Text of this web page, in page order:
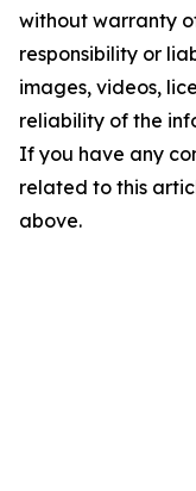
without warranty
responsibility or
images, videos,
reliability of the
If you have any
related to this
above.